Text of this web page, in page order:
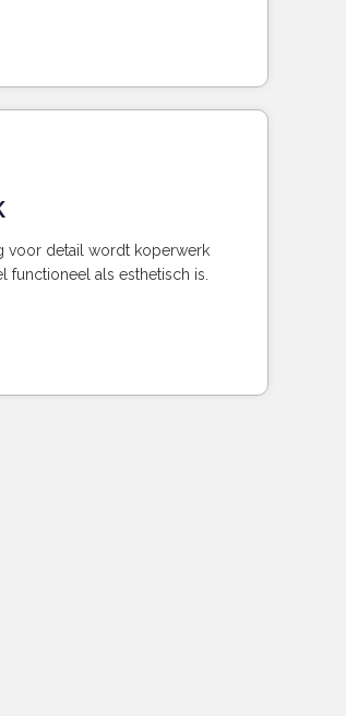
voor detail wordt koperwerk
functioneel als esthetisch is.